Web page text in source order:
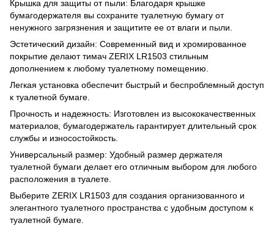
Крышка для защиты от пыли: Благодаря крышке
бумагодержателя вы сохраните туалетную бумагу от
ненужного загрязнения и защитите ее от влаги и пыли.
Эстетический дизайн: Современный вид и хромированное
покрытие делают тимач ZERIX LR1503 стильным
дополнением к любому туалетному помещению.
Легкая установка обеспечит быстрый и беспроблемный доступ
к туалетной бумаге.
Прочность и надежность: Изготовлен из высококачественных
материалов, бумагодержатель гарантирует длительный срок
службы и износостойкость.
Универсальный размер: Удобный размер держателя
туалетной бумаги делает его отличным выбором для любого
расположения в туалете.
Выберите ZERIX LR1503 для создания организованного и
элегантного туалетного пространства с удобным доступом к
туалетной бумаге.